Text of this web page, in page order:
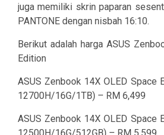
juga memiliki skrin paparan
PANTONE dengan nisbah 16:10.
Berikut adalah harga ASUS
Edition
ASUS Zenbook 14X OLED Space
12700H/16G/1TB) – RM 6,499
ASUS Zenbook 14X OLED Space
12500H/16G/512GB) – RM 5,599